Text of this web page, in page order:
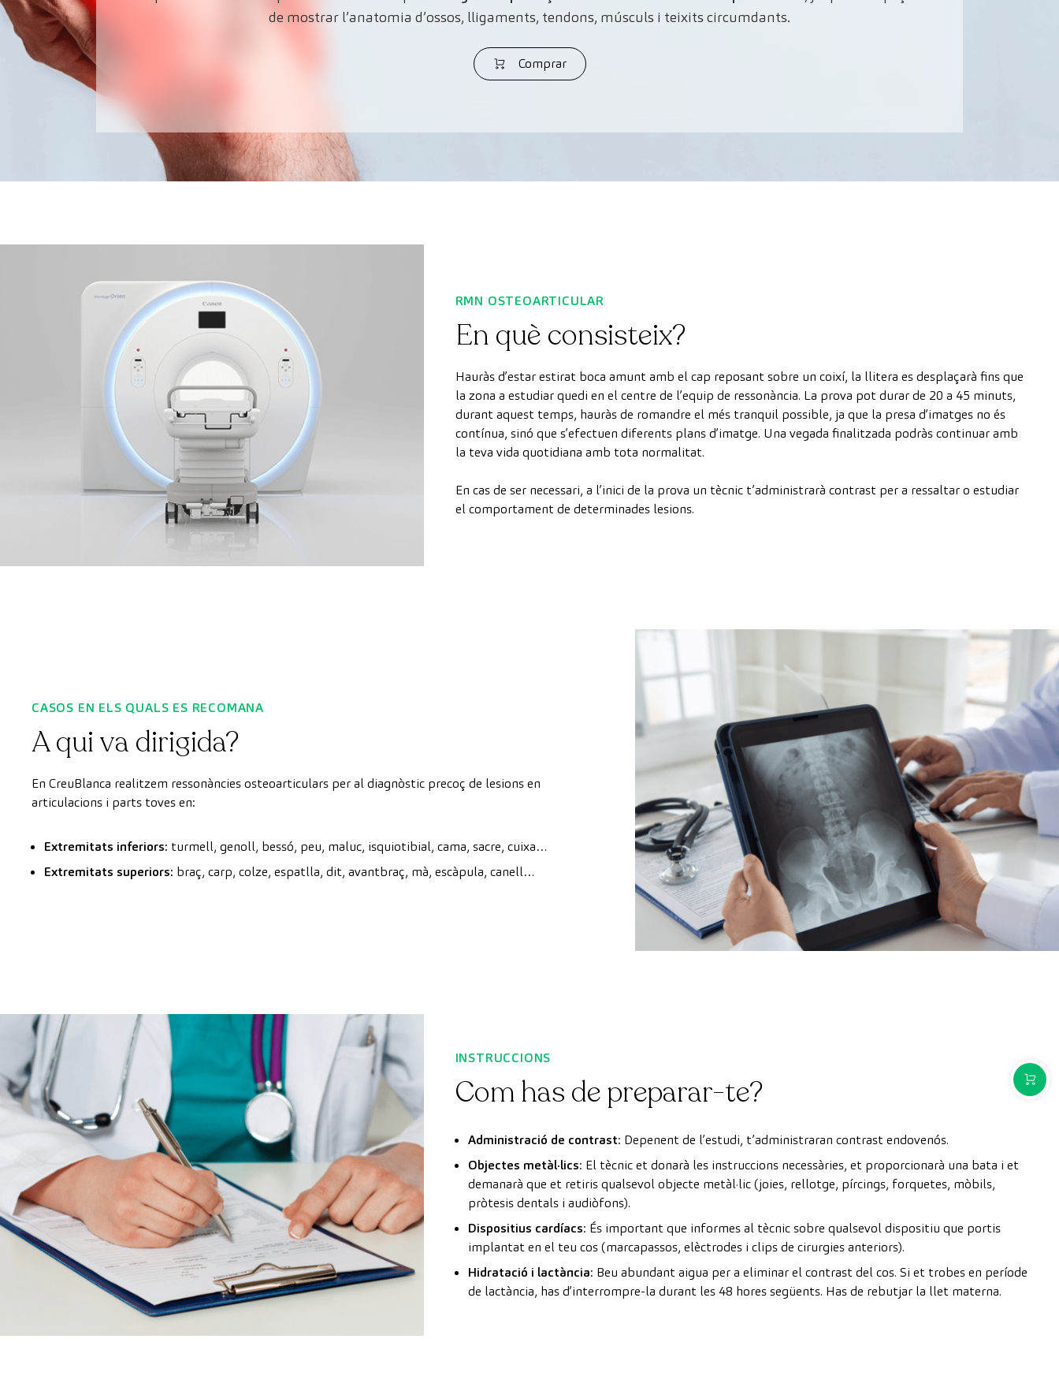
de mostrar l’anatomia d’ossos, lligaments, tendons, músculs i teixits circumdants.
Comprar
RMN OSTEOARTICULAR
En què consisteix?
Hauràs d’estar estirat boca amunt amb el cap reposant sobre un coixí, la llitera es desplaçarà fins que
la zona a estudiar quedi en el centre de l’equip de ressonància. La prova pot durar de 20 a 45 minuts,
durant aquest temps, hauràs de romandre el més tranquil possible, ja que la presa d’imatges no és
contínua, sinó que s’efectuen diferents plans d’imatge. Una vegada finalitzada podràs continuar amb
la teva vida quotidiana amb tota normalitat.
En cas de ser necessari, a l’inici de la prova un tècnic t’administrarà contrast per a ressaltar o estudiar
el comportament de determinades lesions.
CASOS EN ELS QUALS ES RECOMANA
A qui va dirigida?
En CreuBlanca realitzem ressonàncies osteoarticulars per al diagnòstic precoç de lesions en
articulacions i parts toves en:
Extremitats inferiors: turmell, genoll, bessó, peu, maluc, isquiotibial, cama, sacre, cuixa…
Extremitats superiors: braç, carp, colze, espatlla, dit, avantbraç, mà, escàpula, canell…
INSTRUCCIONS
Com has de preparar-te?
Administració de contrast: Depenent de l’estudi, t’administraran contrast endovenós.
Objectes metàl·lics: El tècnic et donarà les instruccions necessàries, et proporcionarà una bata i et
demanarà que et retiris qualsevol objecte metàl·lic (joies, rellotge, pírcings, forquetes, mòbils,
pròtesis dentals i audiòfons).
Dispositius cardíacs: És important que informes al tècnic sobre qualsevol dispositiu que portis
implantat en el teu cos (marcapassos, elèctrodes i clips de cirurgies anteriors).
Hidratació i lactància: Beu abundant aigua per a eliminar el contrast del cos. Si et trobes en període
de lactància, has d’interrompre-la durant les 48 hores següents. Has de rebutjar la llet materna.